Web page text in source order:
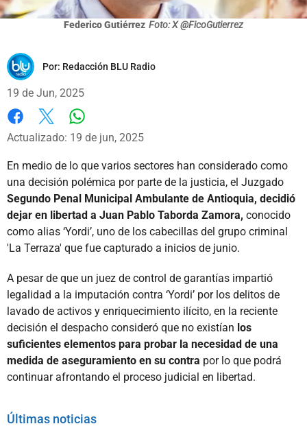
Federico Gutiérrez Foto: X @FicoGutierrez
Por: Redacción BLU Radio
19 de Jun, 2025
Facebook
X
Actualizado: 19 de jun, 2025
En medio de lo que varios sectores han considerado como
una decisión polémica por parte de la justicia, el Juzgado
Segundo Penal Municipal Ambulante de Antioquia, decidió
dejar en libertad a Juan Pablo Taborda Zamora, conocido
como alias ‘Yordi’, uno de los cabecillas del grupo criminal
'La Terraza' que fue capturado a inicios de junio.
A pesar de que un juez de control de garantías impartió
legalidad a la imputación contra ‘Yordi’ por los delitos de
lavado de activos y enriquecimiento ilícito, en la reciente
decisión el despacho consideró que no existían los
suficientes elementos para probar la necesidad de una
medida de aseguramiento en su contra por lo que podrá
continuar afrontando el proceso judicial en libertad.
Últimas noticias